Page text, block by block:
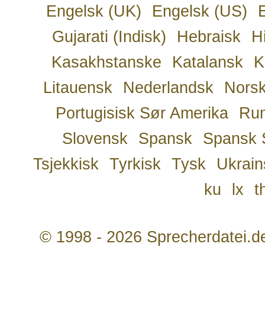
Engelsk (UK)
Engelsk (US)
Gujarati (Indisk)
Hebraisk
Kasakhstanske
Katalansk
Litauensk
Nederlandsk
Portugisisk Sør Amerika
Slovensk
Spansk
Spansk
Tsjekkisk
Tyrkisk Tysk
ku
lx
© 1998 - 2026